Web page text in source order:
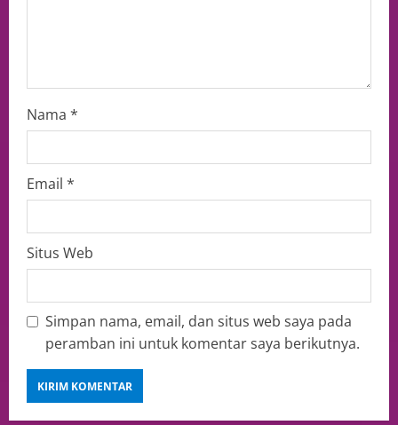
Nama *
Email *
Situs Web
Simpan nama, email, dan situs web saya pada
peramban ini untuk komentar saya berikutnya.